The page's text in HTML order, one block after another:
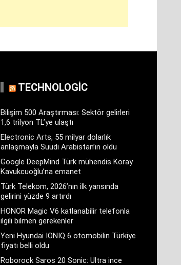
TECHNOLOGIC
Bilişim 500 Araştırması: Sektör gelirleri
1,6 trilyon TL’ye ulaştı
Electronic Arts, 55 milyar dolarlık
anlaşmayla Suudi Arabistan’ın oldu
Google DeepMind Türk mühendis Koray
Kavukcuoğlu’na emanet
Türk Telekom, 2026’nın ilk yarısında
gelirini yüzde 9 artırdı
HONOR Magic V6 katlanabilir telefonla
ilgili bilmen gerekenler
Yeni Hyundai IONIQ 6 otomobilin Türkiye
fiyatı belli oldu
Roborock Saros 20 Sonic: Ultra ince